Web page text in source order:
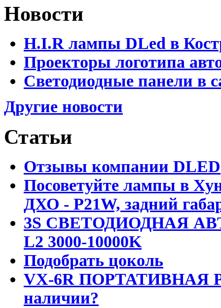
Новости
H.I.R лампы DLed в
Проекторы логотипа
Светодиодные панели в
Другие новости
Статьи
Отзывы компании DLED
Посоветуйте лампы в
ДХО - P21W, задний
3S СВЕТОДИОДНАЯ
L2 3000-10000K
Подобрать цоколь
VX-6R ПОРТАТИВНАЯ
наличии?